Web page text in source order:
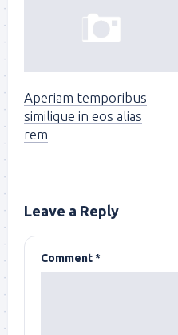
Aperiam temporibus
similique in eos alias
rem
Leave a Reply
Comment*